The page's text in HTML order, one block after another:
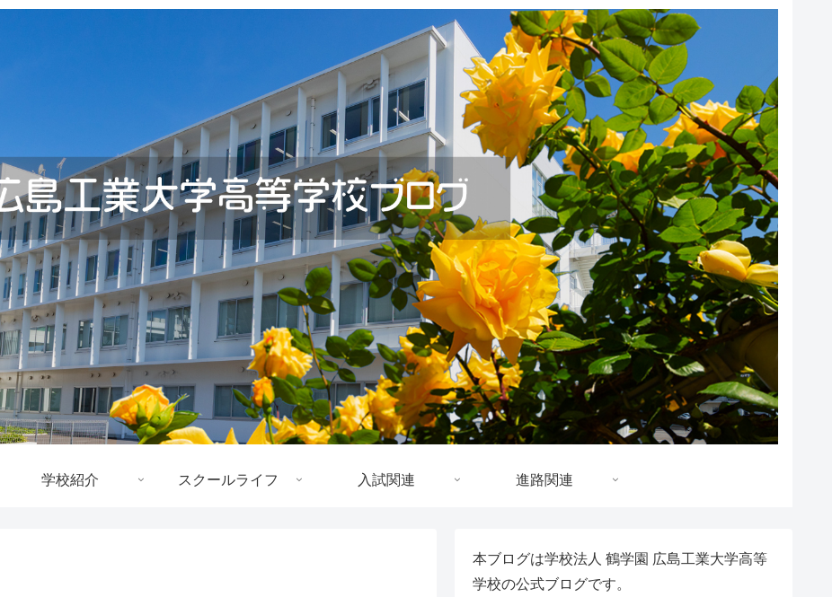
学校紹介 スクールライフ 入試関連 進路関連
本ブログは学校法人 鶴学園 広島工業大学高等
学校の公式ブログです。